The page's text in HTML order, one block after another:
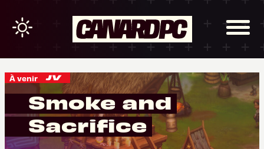
À venir
Smoke and
Sacrifice